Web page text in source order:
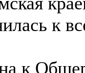
к
к